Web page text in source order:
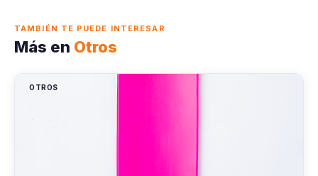
TAMBIÉN TE PUEDE INTERESAR
Más en Otros
OTROS